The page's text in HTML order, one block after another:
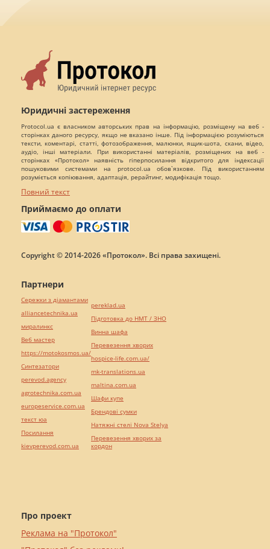
Юридичні застереження
Protocol.ua є власником авторських прав на інформацію, розміщену на веб -
сторінках даного ресурсу, якщо не вказано інше. Під інформацією розуміються
тексти, коментарі, статті, фотозображення, малюнки, ящик-шота, скани, відео,
аудіо, інші матеріали. При використанні матеріалів, розміщених на веб -
сторінках «Протокол» наявність гіперпосилання відкритого для індексації
пошуковими системами на protocol.ua обов`язкове. Під використанням
розуміється копіювання, адаптація, рерайтинг, модифікація тощо.
Повний текст
Приймаємо до оплати
Copyright © 2014-2026 «Протокол». Всі права захищені.
Про проект
Реклама на "Протокол"
Партнери
Сережки з діамантами
alliancetechnika.ua
миралинкс
Веб мастер
https://motokosmos.ua/
Синтезатори
perevod.agency
agrotechnika.com.ua
europeservice.com.ua
текст юа
Посилання
kievperevod.com.ua
pereklad.ua
Підготовка до НМТ / ЗНО
Винна шафа
Перевезення хворих
hospice-life.com.ua/
mk-translations.ua
maltina.com.ua
Шафи купе
Брендові сумки
Натяжні стелі Nova Stelya
Перевезення хворих за
кордон